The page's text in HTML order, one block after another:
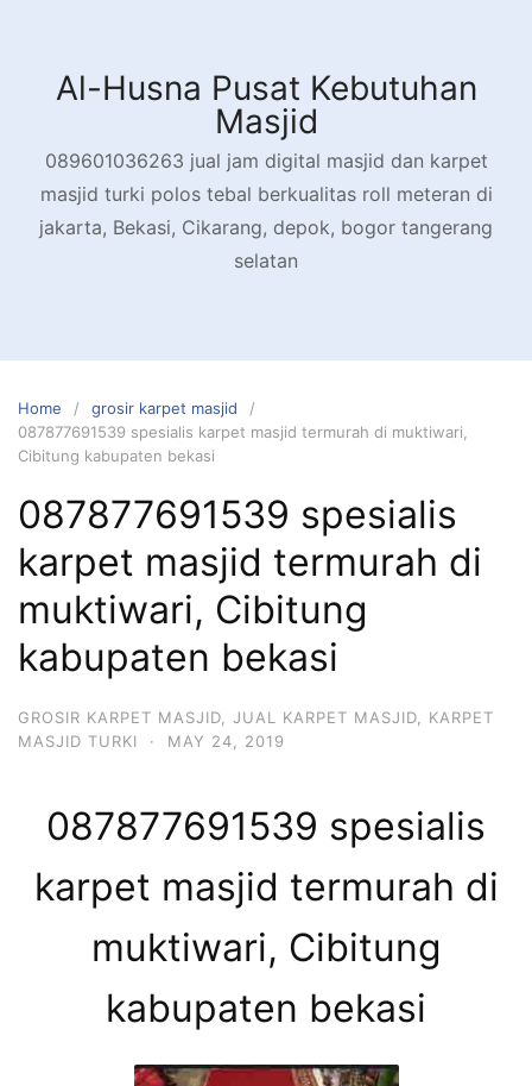
contentAl-Husna Pusat Kebutuhan
Masjid
089601036263 jual jam digital masjid dan karpet
masjid turki polos tebal berkualitas roll meteran di
jakarta, Bekasi, Cikarang, depok, bogor tangerang
selatan
Home
grosir karpet masjid
087877691539 spesialis karpet masjid termurah di muktiwari,
Cibitung kabupaten bekasi
087877691539 spesialis
karpet masjid termurah di
muktiwari, Cibitung
kabupaten bekasi
GROSIR KARPET MASJID JUAL KARPET MASJID
KARPET
MASJID TURKI
· MAY 24, 2019
087877691539 spesialis
karpet masjid termurah di
muktiwari, Cibitung
kabupaten bekasi